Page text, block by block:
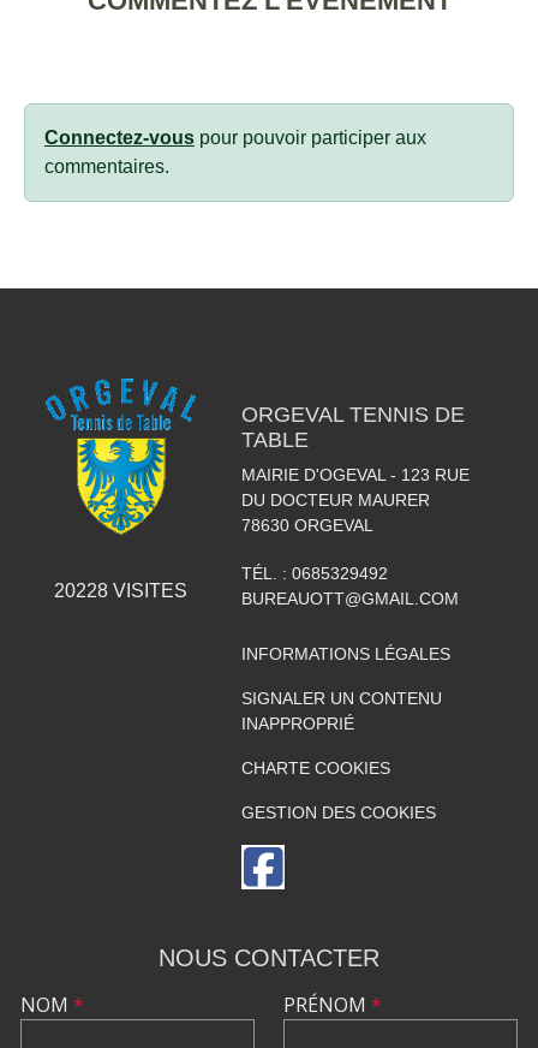
Connectez-vous pour pouvoir participer aux
commentaires.
20228VISITES
ORGEVAL TENNIS DE
TABLE
MAIRIE D'OGEVAL - 123 RUE
DU DOCTEUR MAURER
78630 ORGEVAL
TÉL. : 0685329492
BUREAUOTT@GMAIL.COM
INFORMATIONS LÉGALES
SIGNALER UN CONTENU
INAPPROPRIÉ
CHARTE COOKIES
GESTION DES COOKIES
NOUS CONTACTER
NOM * PRÉNOM *